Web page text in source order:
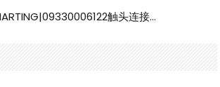
触头连接器-兼容HARTING|09330006122触头连接器替代品说明